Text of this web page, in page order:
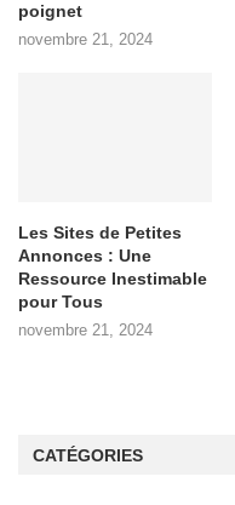
poignet
novembre 21, 2024
Les Sites de Petites
Annonces : Une
Ressource Inestimable
pour Tous
novembre 21, 2024
CATÉGORIES